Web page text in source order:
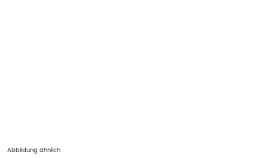
Abbildung ähnlich